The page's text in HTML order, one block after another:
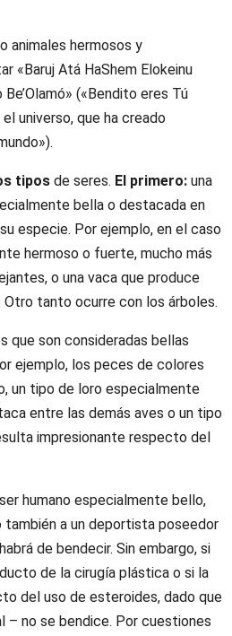
animales hermosos y
«Baruj Atá HaShem Elokeinu
Be’Olamó» («Bendito eres Tú
el universo, que ha creado
tipos de seres. El primero: una
bella o destacada en
especie. Por ejemplo, en el caso
hermoso o fuerte, mucho más
o una vaca que produce
Otro tanto ocurre con los árboles.
que son consideradas bellas
ejemplo, los peces de colores
un tipo de loro especialmente
entre las demás aves o un tipo
impresionante respecto del
humano especialmente bello,
a un deportista poseedor
de bendecir. Sin embargo, si
de la cirugía plástica o si la
del uso de esteroides, dado que
– no se bendice. Por cuestiones